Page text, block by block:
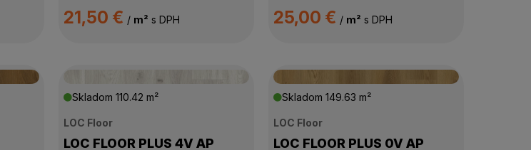
21,50 € / m² s DPH 25,00 € / m² s DPH
Skladom 110.42 m²
LOC Floor
LOC FLOOR PLUS 4V AP
Skladom 149.63 m²
LOC Floor
LOC FLOOR PLUS 0V AP